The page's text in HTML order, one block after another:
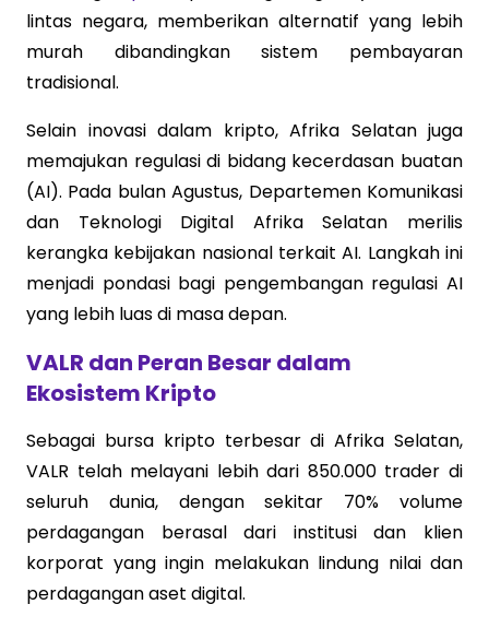
lintas negara, memberikan alternatif yang lebih
murah dibandingkan sistem pembayaran
tradisional.
Selain inovasi dalam kripto, Afrika Selatan juga
memajukan regulasi di bidang kecerdasan buatan
(AI). Pada bulan Agustus, Departemen Komunikasi
dan Teknologi Digital Afrika Selatan merilis
kerangka kebijakan nasional terkait AI. Langkah ini
menjadi pondasi bagi pengembangan regulasi AI
yang lebih luas di masa depan.
VALR dan Peran Besar dalam
Ekosistem Kripto
Sebagai bursa kripto terbesar di Afrika Selatan,
VALR telah melayani lebih dari 850.000 trader di
seluruh dunia, dengan sekitar 70% volume
perdagangan berasal dari institusi dan klien
korporat yang ingin melakukan lindung nilai dan
perdagangan aset digital.